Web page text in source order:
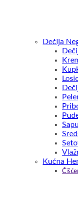
Dečija
Kućna